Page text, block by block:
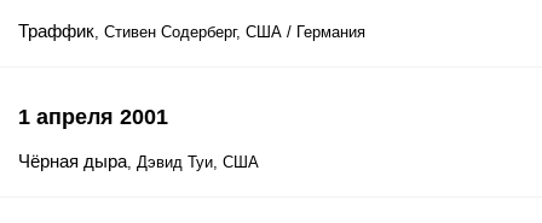
Траффик, Стивен Содерберг, США / Германия
1 апреля 2001
Чёрная дыра, Дэвид Туи, США